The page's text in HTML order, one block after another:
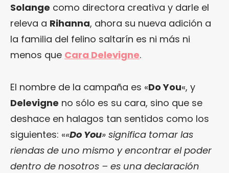
Solange como directora creativa y darle el
releva a Rihanna, ahora su nueva adición a
la familia del felino saltarín es ni más ni
menos que Cara Delevigne.
El nombre de la campaña es «Do You«, y
Delevigne no sólo es su cara, sino que se
deshace en halagos tan sentidos como los
siguientes: ««Do You» significa tomar las
riendas de uno mismo y encontrar el poder
dentro de nosotros – es una declaración